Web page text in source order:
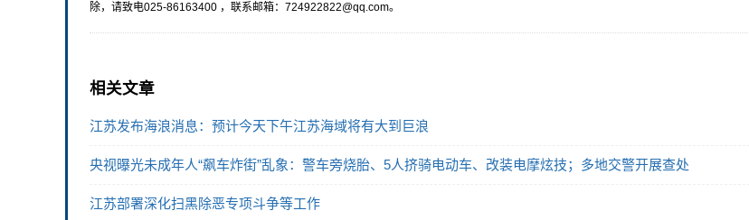
除，请致电025-86163400 ，联系邮箱：724922822@qq.com。
相关文章
江苏发布海浪消息：预计今天下午江苏海域将有大到巨浪
央视曝光未成年人“飙车炸街”乱象：警车旁烧胎、5人挤骑电动车、改装电摩炫技；多地交警开展查处
江苏部署深化扫黑除恶专项斗争等工作